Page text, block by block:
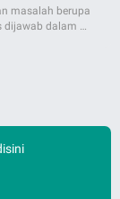
masalah berupa
dalam …